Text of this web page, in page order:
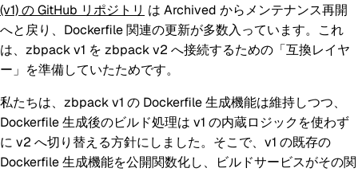
(v1) の GitHub リポジトリ は Archived からメンテナンス再開
へと戻り、Dockerfile 関連の更新が多数入っています。これ
は、zbpack v1 を zbpack v2 へ接続するための「互換レイヤ
ー」を準備していたためです。
私たちは、zbpack v1 の Dockerfile 生成機能は維持しつつ、
Dockerfile 生成後のビルド処理は v1 の内蔵ロジックを使わず
に v2 へ切り替える方針にしました。そこで、v1 の既存の
Dockerfile 生成機能を公開関数化し、ビルドサービスがその関